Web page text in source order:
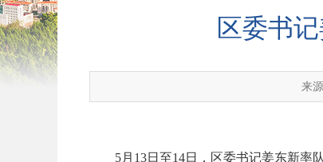
区委书
来
5月13日至14日，区委书记姜东新率